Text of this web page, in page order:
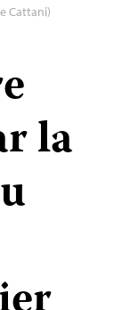
Cattani)
la